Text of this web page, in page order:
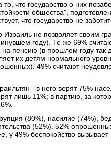
что государство о них
общества",
что государство не
Израиль не позволяет своим
году). Те же 69%
на пенсию (в прошлом году
их детям нормального
49% считают
- в него верят 75%
лишь 11%; в партию, за
(80%), насилие (74%),
(52%). 52%
у 49% беспокойство